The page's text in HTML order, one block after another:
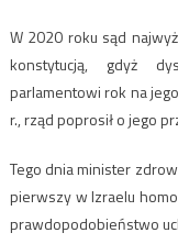
W 2020 roku sąd
konstytucją, gdyż
parlamentowi rok na
r., rząd poprosił o jego
Tego dnia minister
pierwszy w Izraelu
prawdopodobieństwo